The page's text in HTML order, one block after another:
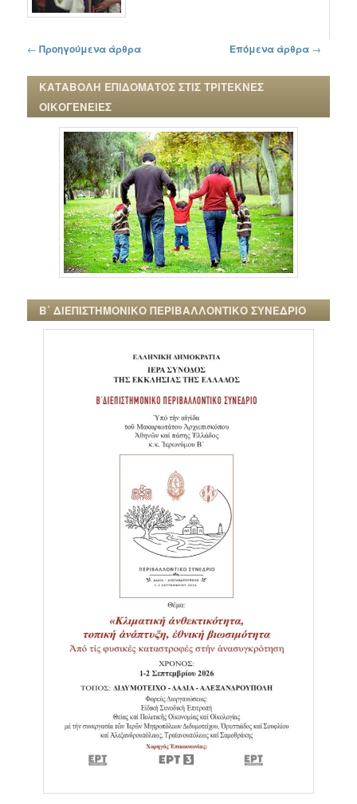
Πλοήγηση στα άρθρα
← Προηγούμενα άρθρα Επόμενα άρθρα →
ΚΑΤΑΒΟΛΗ ΕΠΙΔΟΜΑΤΟΣ ΣΤΙΣ ΤΡΙΤΕΚΝΕΣ
ΟΙΚΟΓΕΝΕΙΕΣ
Β΄ ΔΙΕΠΙΣΤΗΜΟΝΙΚΟ ΠΕΡΙΒΑΛΛΟΝΤΙΚΟ ΣΥΝΕΔΡΙΟ